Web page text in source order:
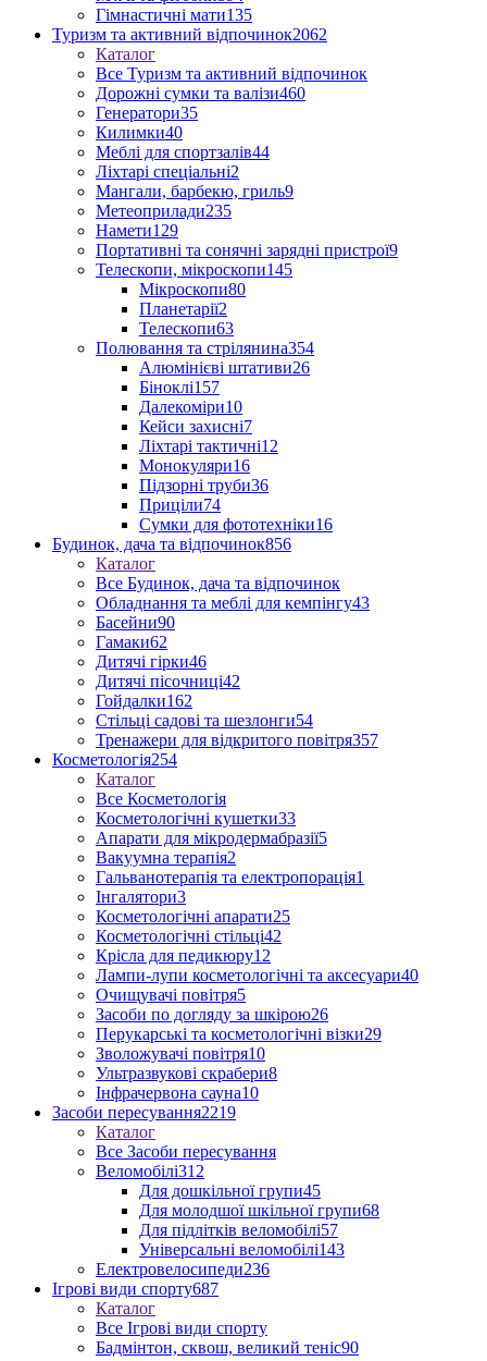
Гімнастичні мати135
Туризм та активний відпочинок2062
Каталог
Все Туризм та активний відпочинок
Дорожні сумки та валізи460
Генератори35
Килимки40
Меблі для спортзалів44
Ліхтарі спеціальні2
Мангали, барбекю, гриль9
Метеоприлади235
Намети129
Портативні та сонячні зарядні пристрої9
Телескопи, мікроскопи145
Мікроскопи80
Планетарії2
Телескопи63
Полювання та стрілянина354
Алюмінієві штативи26
Біноклі157
Далекоміри10
Кейси захисні7
Ліхтарі тактичні12
Монокуляри16
Підзорні труби36
Приціли74
Сумки для фототехніки16
Будинок, дача та відпочинок856
Каталог
Все Будинок, дача та відпочинок
Обладнання та меблі для кемпінгу43
Басейни90
Гамаки62
Дитячі гірки46
Дитячі пісочниці42
Гойдалки162
Стільці садові та шезлонги54
Тренажери для відкритого повітря357
Косметологія254
Каталог
Все Косметологія
Косметологічні кушетки33
Апарати для мікродермабразії5
Вакуумна терапія2
Гальванотерапія та електропорація1
Інгалятори3
Косметологічні апарати25
Косметологічні стільці42
Крісла для педикюру12
Лампи-лупи косметологічні та аксесуари40
Очищувачі повітря5
Засоби по догляду за шкірою26
Перукарські та косметологічні візки29
Зволожувачі повітря10
Ультразвукові скрабери8
Інфрачервона сауна10
Засоби пересування2219
Каталог
Все Засоби пересування
Веломобілі312
Для дошкільної групи45
Для молодшої шкільної групи68
Для підлітків веломобілі57
Універсальні веломобілі143
Електровелосипеди236
Ігрові види спорту687
Каталог
Все Ігрові види спорту
Бадмінтон, сквош, великий теніс90